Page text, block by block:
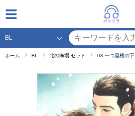
ホーム BL 北の漁場 セット 03.一つ屋根の下